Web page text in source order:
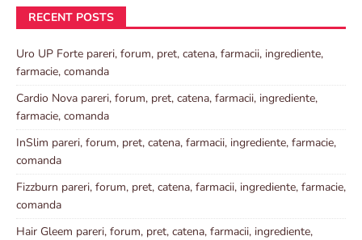
RECENT POSTS
Uro UP Forte pareri, forum, pret, catena, farmacii, ingrediente,
farmacie, comanda
Cardio Nova pareri, forum, pret, catena, farmacii, ingrediente,
farmacie, comanda
InSlim pareri, forum, pret, catena, farmacii, ingrediente, farmacie,
comanda
Fizzburn pareri, forum, pret, catena, farmacii, ingrediente, farmacie,
comanda
Hair Gleem pareri, forum, pret, catena, farmacii, ingrediente,